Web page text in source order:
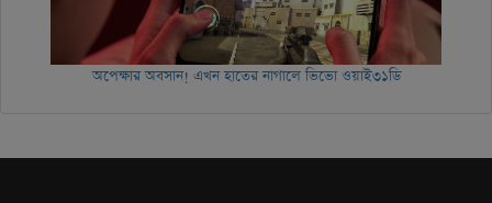
অপেক্ষার অবসান! এখন হাতের নাগালে ভিভো ওয়াই৩১ডি